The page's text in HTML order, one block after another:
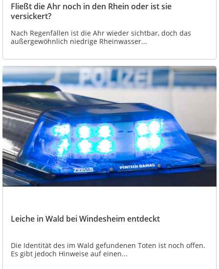
Fließt die Ahr noch in den Rhein oder ist sie
versickert?
Nach Regenfällen ist die Ahr wieder sichtbar, doch das
außergewöhnlich niedrige Rheinwasser...
Leiche in Wald bei Windesheim entdeckt
Die Identität des im Wald gefundenen Toten ist noch offen.
Es gibt jedoch Hinweise auf einen...